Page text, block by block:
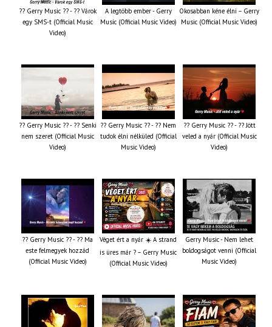
?? Gerry Music ?? - ?? Várok
egy SMS-t (Official Music
Video)
A legtöbb ember - Gerry
Music (Official Music Video)
Okosabban kéne élni – Gerry
Music (Official Music Video)
?? Gerry Music ?? - ?? Senki
nem szeret (Official Music
Video)
?? Gerry Music ?? - ?? Nem
tudok élni nélküled (Official
Music Video)
?? Gerry Music ?? - ?? Jött
veled a nyár (Official Music
Video)
?? Gerry Music ?? - ?? Ma
este felmegyek hozzád
(Official Music Video)
Véget ért a nyár ☀️ A strand
is üres már ? – Gerry Music
(Official Music Video)
Gerry Music - Nem lehet
boldogságot venni (Official
Music Video)